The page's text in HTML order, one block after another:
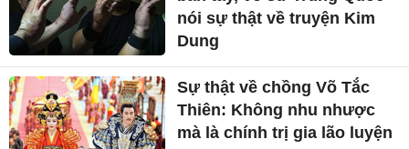
nói sự thật về truyện Kim
Dung
Sự thật về chồng Võ Tắc
Thiên: Không nhu nhược
mà là chính trị gia lão luyện